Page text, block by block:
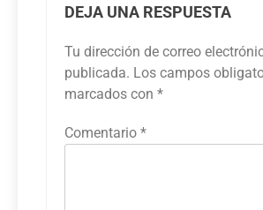
DEJA UNA RESPUESTA
Tu dirección de correo
publicada. Los campos
marcados con *
Comentario *